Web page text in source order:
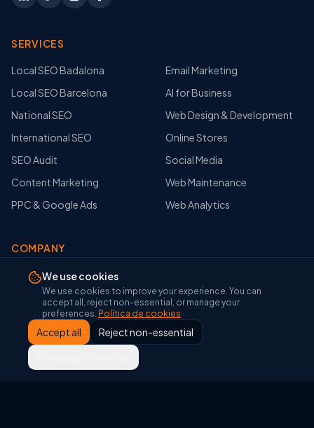
SERVICES
Local SEO Badalona
Local SEO Barcelona
National SEO
International SEO
SEO Audit
Content Marketing
PPC & Google Ads
Email Marketing
AI for Business
Web Design & Development
Online Stores
Social Media
Web Maintenance
Web Analytics
COMPANY
About Us
Portfolio
Blog
Glosario SEO
Glosario Google Tools
We use cookies
We use cookies to improve your experience. You can
accept all, reject non-essential, or manage your
preferences. Política de cookies
Accept all
Reject non-essential